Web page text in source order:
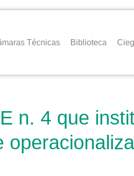
Técnicas Biblioteca
n. 4 que